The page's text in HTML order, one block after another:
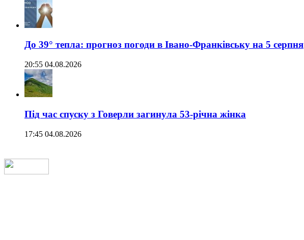
До 39° тепла: прогноз погоди в Івано-Франківську на 5 серпня
20:55 04.08.2026
Під час спуску з Говерли загинула 53-річна жінка
17:45 04.08.2026